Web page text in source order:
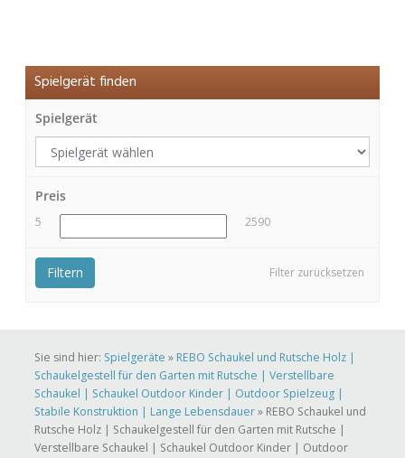
Spielgerät finden
Spielgerät
Preis
5 2590
Filter zurücksetzen
Filtern
Sie sind hier: Spielgeräte » REBO Schaukel und Rutsche Holz |
Schaukelgestell für den Garten mit Rutsche | Verstellbare
Schaukel | Schaukel Outdoor Kinder | Outdoor Spielzeug |
Stabile Konstruktion | Lange Lebensdauer» REBO Schaukel und
Rutsche Holz | Schaukelgestell für den Garten mit Rutsche |
Verstellbare Schaukel | Schaukel Outdoor Kinder | Outdoor